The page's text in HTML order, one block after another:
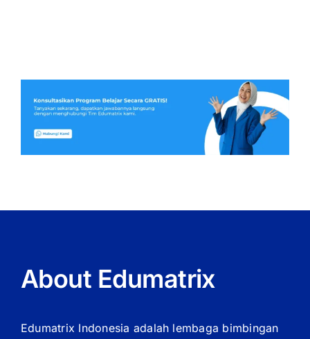
About Edumatrix
Edumatrix Indonesia adalah lembaga bimbingan